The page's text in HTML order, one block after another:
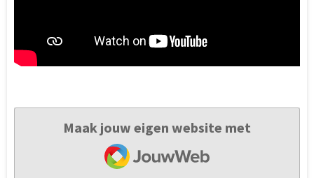
Maak jouw eigen website met
JouwWeb